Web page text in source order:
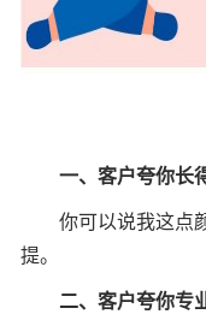
一、客户夸你长
你可以说我这点颜
提。
二、客户夸你专